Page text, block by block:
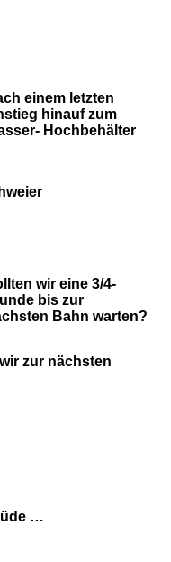
einem letzten
hinauf zum
Hochbehälter
wir eine 3/4-
bis zur
Bahn warten?
zur nächsten
…